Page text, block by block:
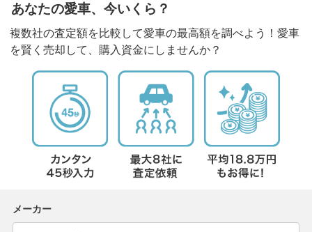
あなたの愛車、今いくら？
複数社の査定額を比較して愛車の最高額を調べよう！愛車
を賢く売却して、購入資金にしませんか？
メーカー